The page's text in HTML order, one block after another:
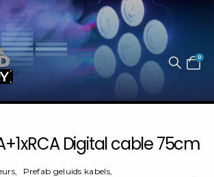
0
Digital cable 75cm
, Prefab geluids kabels,